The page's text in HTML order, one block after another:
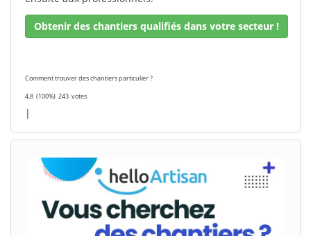
Obtenir des chantiers qualifiés dans votre secteur !
Comment trouver des chantiers particulier ?
4,8 (100%) 243 votes
|